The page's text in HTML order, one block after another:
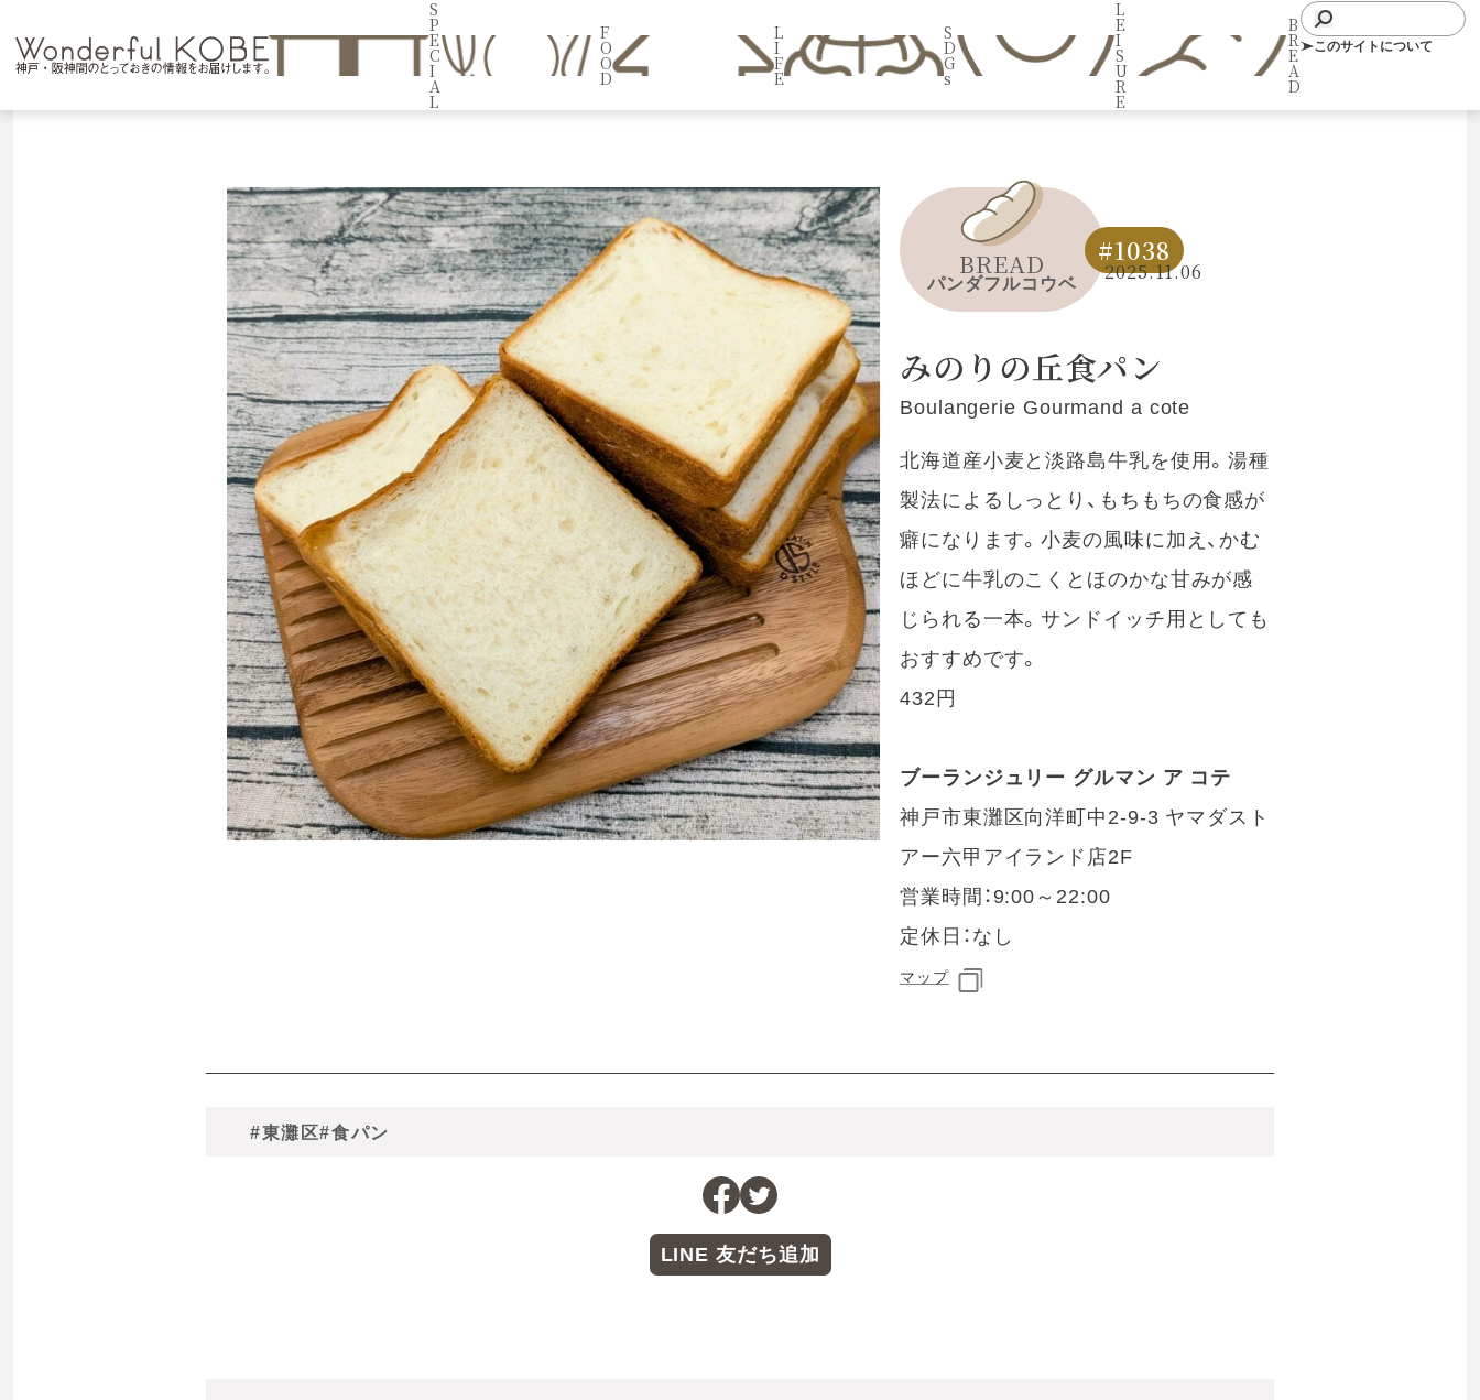
S
P
E
C
I
A
L
F
O
O
D
L
I
F
E
S
D
G
s
L
E
I
S
U
R
E
B
R
E
A
D
このサイトについて
BREAD
パンダフルコウベ
#1038
2025.11.06
みのりの丘食パン
Boulangerie Gourmand a cote
北海道産小麦と淡路島牛乳を使用。湯種
製法によるしっとり、もちもちの食感が
癖になります。小麦の風味に加え、かむ
ほどに牛乳のこくとほのかな甘みが感
じられる一本。サンドイッチ用としても
おすすめです。
432円
ブーランジュリー グルマン ア コテ
神戸市東灘区向洋町中2-9-3 ヤマダスト
アー六甲アイランド店2F
営業時間：9:00～22:00
定休日：なし
マップ
#東灘区#食パン
LINE 友だち追加